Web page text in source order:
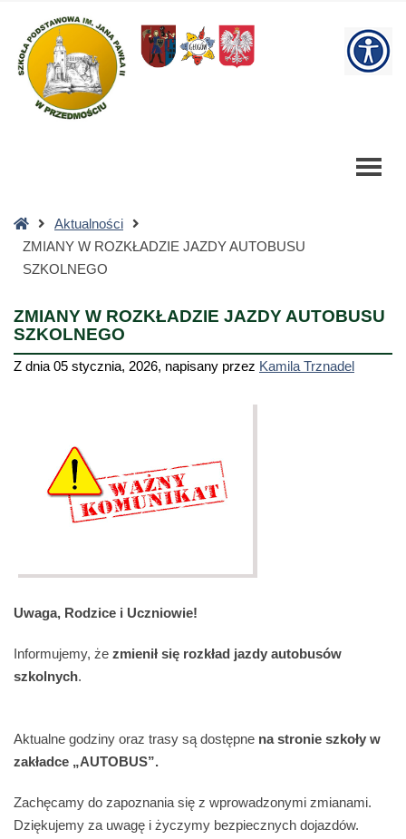
ROZKŁADZIE
JAZDY
AUTOBUSU
SZKOLNEGO
Strona
główna
Aktualności
ZMIANY W ROZKŁADZIE JAZDY AUTOBUSU
SZKOLNEGO
ZMIANY W ROZKŁADZIE JAZDY AUTOBUSU
SZKOLNEGO
Z dnia 05 stycznia, 2026, napisany przez Kamila Trznadel
Uwaga, Rodzice i Uczniowie!
Informujemy, że zmienił się rozkład jazdy autobusów
szkolnych.
Aktualne godziny oraz trasy są dostępne na stronie szkoły w
zakładce „AUTOBUS”.
Zachęcamy do zapoznania się z wprowadzonymi zmianami.
Dziękujemy za uwagę i życzymy bezpiecznych dojazdów.